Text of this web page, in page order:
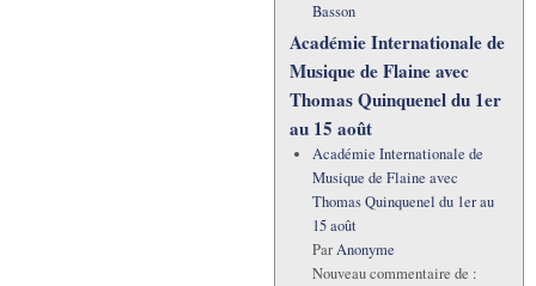
Basson
Académie Internationale de
Musique de Flaine avec
Thomas Quinquenel du 1er
au 15 août
Académie Internationale de
Musique de Flaine avec
Thomas Quinquenel du 1er au
15 août
ParAnonyme
Nouveau commentaire de :